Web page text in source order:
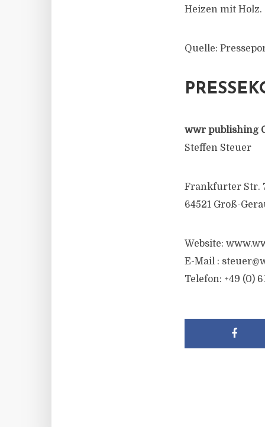
Heizen mit Holz.
Quelle:
wwr publishing
Steffen Steuer
Frankfurter Str.
64521 Groß-
Website:
E-Mail :
Telefon: +49 (0)